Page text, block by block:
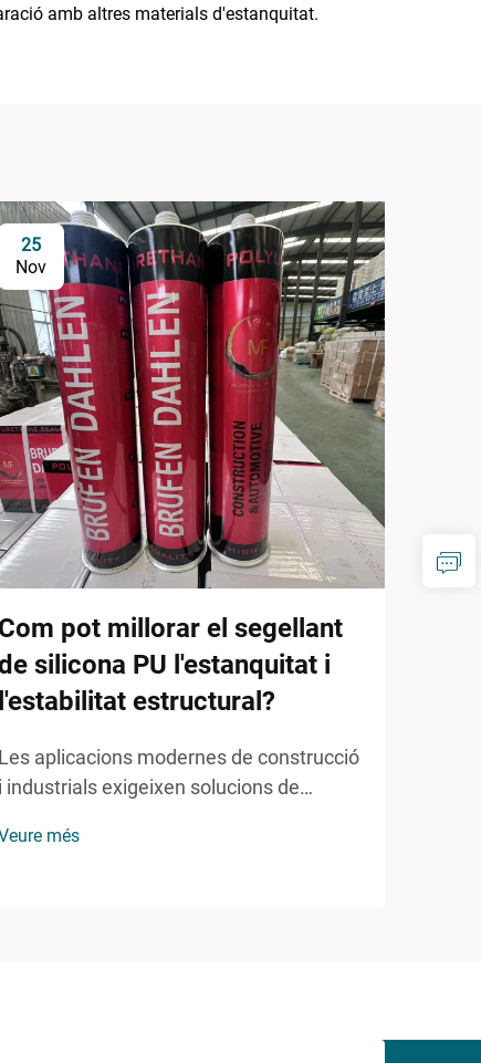
amb altres materials d'estanquitat.
25
Nov
Com pot millorar el segellant
silicona PU l'estanquitat i
l'estabilitat estructural?
Les aplicacions modernes de construcció
i industrials exigeixen solucions de
condicions meteorològiques extremes
més